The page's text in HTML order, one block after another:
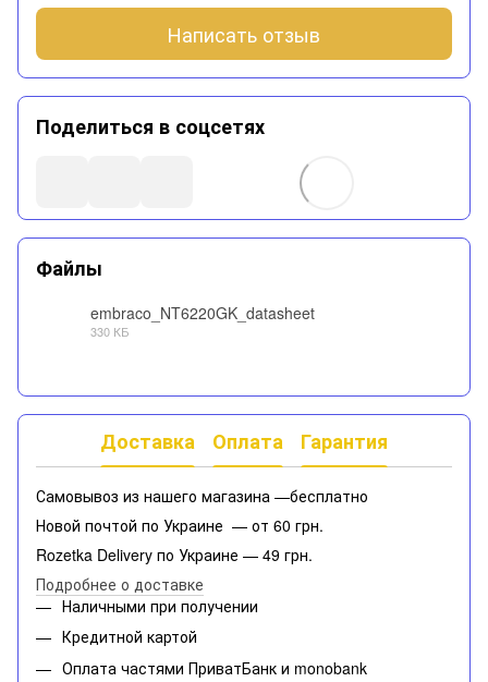
Написать отзыв
Поделиться в соцсетях
Файлы
embraco_NT6220GK_datasheet
330 КБ
Доставка Оплата Гарантия
Самовывоз из нашего магазина —бесплатно
Новой почтой по Украине — от 60 грн.
Rozetka Delivery по Украине — 49 грн.
Подробнее о доставке
Наличными при получении
Кредитной картой
Оплата частями ПриватБанк и monobank